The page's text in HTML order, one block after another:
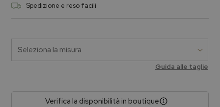
Spedizione e reso facili
Guida alle taglie
Verifica la disponibilità in boutique